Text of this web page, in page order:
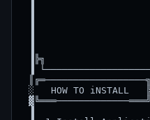
▐╠╗
▐
░   HOW TO iNSTALL